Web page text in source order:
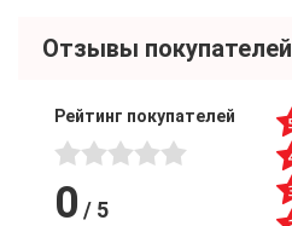
Отзывы покупателей
Рейтинг покупателей
0 / 5